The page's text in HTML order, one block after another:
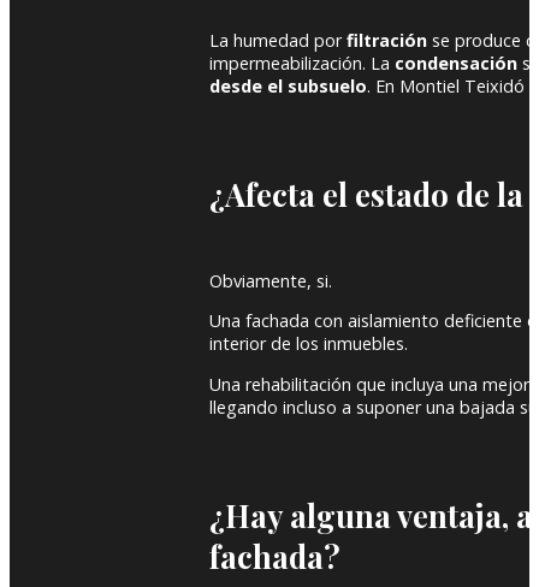
La humedad porfiltración se produce
impermeabilización. La condensación
desde el subsuelo. En Montiel Teixidó
¿Afecta el estado de
Obviamente, si.
Una fachada con aislamiento deficiente
interior de los inmuebles.
Una rehabilitación que incluya una
llegando incluso a suponer una bajada
¿Hay alguna ventaja,
fachada?